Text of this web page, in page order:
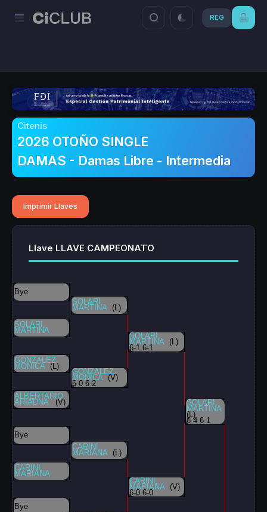
REG
Citenis
2026 OTOÑO SINGLE
DAMAS - Damas Libre - Intermedia
Imprimir Llaves
Llave LLAVE CAMPEONATO
Bye
SOLARI,
MARTINA
GONZALEZ,
MONICA (L)
ALBERTARIO,
ARIADNA (V)
Bye
CARINI,
MARIANA
Bye
SOLARI,
MARTINA (L)
GONZALEZ,
MONICA (V)
6-0 6-2
CARINI,
MARIANA (L)
SOLARI,
MARTINA (L)
6-1 6-1
CARINI,
MARIANA (V)
6-0 6-0
SOLARI,
MARTINA
(L)
6-4 6-1